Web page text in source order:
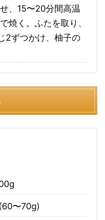
、15〜20分間高温
焼く。ふたを取り、
2ずつかけ、柚子の
〜70g)